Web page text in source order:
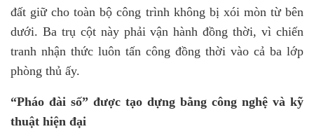
đất giữ cho toàn bộ công trình không bị xói mòn từ bên
dưới. Ba trụ cột này phải vận hành đồng thời, vì chiến
tranh nhận thức luôn tấn công đồng thời vào cả ba lớp
phòng thủ ấy.
“Pháo đài số” được tạo dựng bằng công nghệ và kỹ
thuật hiện đại